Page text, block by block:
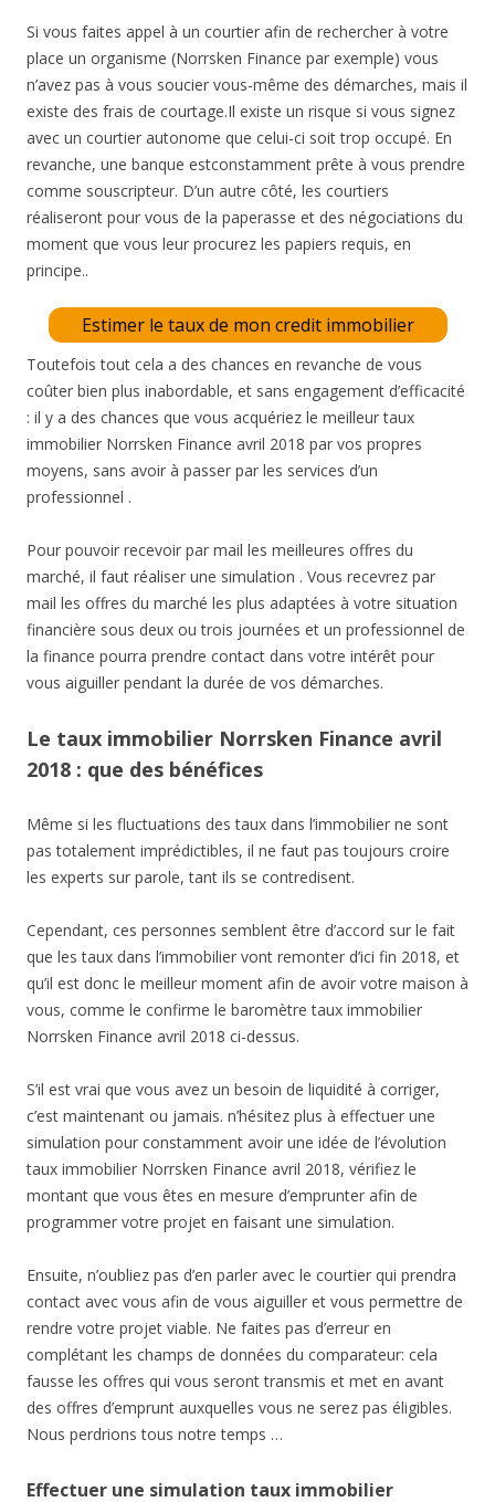
Si vous faites appel à un courtier afin de rechercher à votre
place un organisme (Norrsken Finance par exemple) vous
n’avez pas à vous soucier vous-même des démarches, mais il
existe des frais de courtage.Il existe un risque si vous signez
avec un courtier autonome que celui-ci soit trop occupé. En
revanche, une banque estconstamment prête à vous prendre
comme souscripteur. D’un autre côté, les courtiers
réaliseront pour vous de la paperasse et des négociations du
moment que vous leur procurez les papiers requis, en
principe..
Estimer le taux de mon credit immobilier
Toutefois tout cela a des chances en revanche de vous
coûter bien plus inabordable, et sans engagement d’efficacité
: il y a des chances que vous acquériez le meilleur taux
immobilier Norrsken Finance avril 2018 par vos propres
moyens, sans avoir à passer par les services d’un
professionnel .
Pour pouvoir recevoir par mail les meilleures offres du
marché, il faut réaliser une simulation . Vous recevrez par
mail les offres du marché les plus adaptées à votre situation
financière sous deux ou trois journées et un professionnel de
la finance pourra prendre contact dans votre intérêt pour
vous aiguiller pendant la durée de vos démarches.
Le taux immobilier Norrsken Finance avril
2018 : que des bénéfices
Même si les fluctuations des taux dans l’immobilier ne sont
pas totalement imprédictibles, il ne faut pas toujours croire
les experts sur parole, tant ils se contredisent.
Cependant, ces personnes semblent être d’accord sur le fait
que les taux dans l’immobilier vont remonter d’ici fin 2018, et
qu’il est donc le meilleur moment afin de avoir votre maison à
vous, comme le confirme le baromètre taux immobilier
Norrsken Finance avril 2018 ci-dessus.
S’il est vrai que vous avez un besoin de liquidité à corriger,
c’est maintenant ou jamais. n’hésitez plus à effectuer une
simulation pour constamment avoir une idée de l’évolution
taux immobilier Norrsken Finance avril 2018, vérifiez le
montant que vous êtes en mesure d’emprunter afin de
programmer votre projet en faisant une simulation.
Ensuite, n’oubliez pas d’en parler avec le courtier qui prendra
contact avec vous afin de vous aiguiller et vous permettre de
rendre votre projet viable. Ne faites pas d’erreur en
complétant les champs de données du comparateur: cela
fausse les offres qui vous seront transmis et met en avant
des offres d’emprunt auxquelles vous ne serez pas éligibles.
Nous perdrions tous notre temps …
Effectuer une simulation taux immobilier